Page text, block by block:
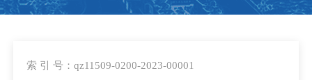
索 引 号：qz11509-0200-2023-00001